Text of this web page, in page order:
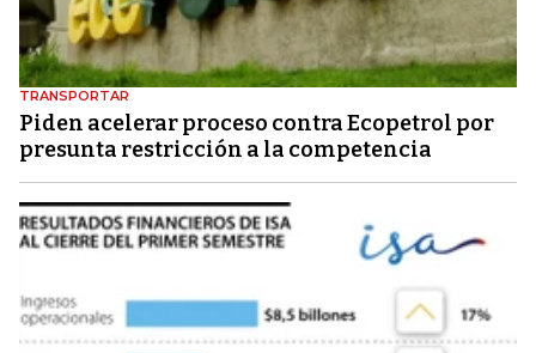
TRANSPORTAR
Piden acelerar proceso contra Ecopetrol por
presunta restricción a la competencia